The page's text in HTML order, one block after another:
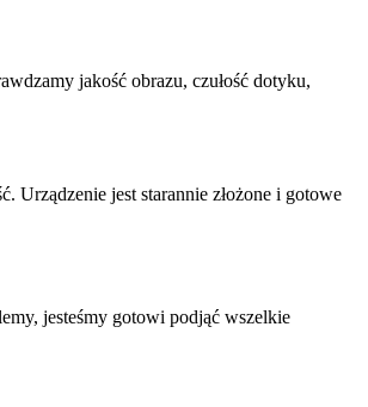
jakość obrazu, czułość dotyku,
Urządzenie jest starannie złożone i gotowe
jesteśmy gotowi podjąć wszelkie